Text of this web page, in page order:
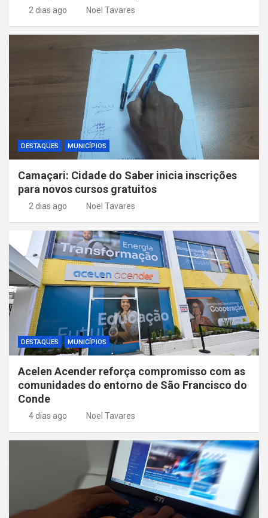
2 dias ago Noel Tavares
DESTAQUES MUNICÍPIOS
Camaçari: Cidade do Saber inicia inscrições
para novos cursos gratuitos
2 dias ago Noel Tavares
DESTAQUES MUNICÍPIOS
Acelen Acender reforça compromisso com as
comunidades do entorno de São Francisco do
Conde
4 dias ago Noel Tavares